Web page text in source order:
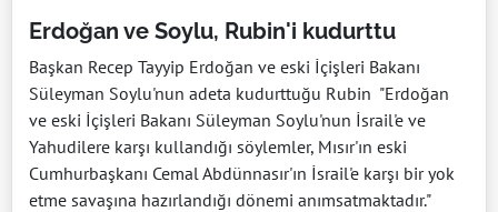
Erdoğan ve Soylu, Rubin'i kudurttu
Başkan Recep Tayyip Erdoğan ve eski İçişleri Bakanı
Süleyman Soylu'nun adeta kudurttuğu Rubin "Erdoğan
ve eski İçişleri Bakanı Süleyman Soylu'nun İsrail'e ve
Yahudilere karşı kullandığı söylemler, Mısır'ın eski
Cumhurbaşkanı Cemal Abdünnasır'ın İsrail'e karşı bir yok
etme savaşına hazırlandığı dönemi anımsatmaktadır."